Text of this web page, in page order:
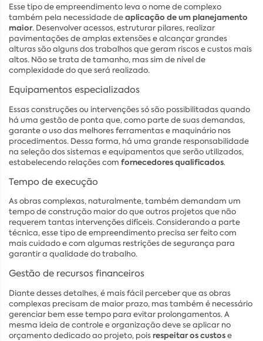
Esse tipo de empreendimento leva o nome de complexo
também pela necessidade deaplicação de um planejamento
maior. Desenvolver acessos, estruturar pilares, realizar
pavimentações de amplas extensões e alcançar grandes
alturas são alguns dos trabalhos que geram riscos e custos mais
altos. Não se trata de tamanho, mas sim de nível de
complexidade do que será realizado.
Equipamentos especializados
Essas construções ou intervenções só são possibilitadas quando
há uma gestão de ponta que, como parte de suas demandas,
garante o uso das melhores ferramentas e maquinário nos
procedimentos. Dessa forma, há uma grande responsabilidade
na seleção dos sistemas e equipamentos que serão utilizados,
estabelecendo relações com fornecedores qualificados.
Tempo de execução
As obras complexas, naturalmente, também demandam um
tempo de construção maior do que outros projetos que não
requerem tantas intervenções difíceis. Considerando a parte
técnica, esse tipo de empreendimento precisa ser feito com
mais cuidado e com algumas restrições de segurança para
garantir a qualidade do trabalho.
Gestão de recursos financeiros
Diante desses detalhes, é mais fácil perceber que as obras
complexas precisam de maior prazo, mas também é necessário
gerenciar bem esse tempo para evitar prolongamentos. A
mesma ideia de controle e organização deve se aplicar no
orçamento dedicado ao projeto, poisrespeitar os custose